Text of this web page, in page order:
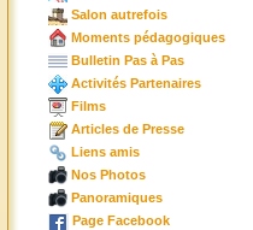
Salon autrefois
Moments pédagogiques
Bulletin Pas à Pas
Activités Partenaires
Films
Articles de Presse
Liens amis
Nos Photos
Panoramiques
Page Facebook